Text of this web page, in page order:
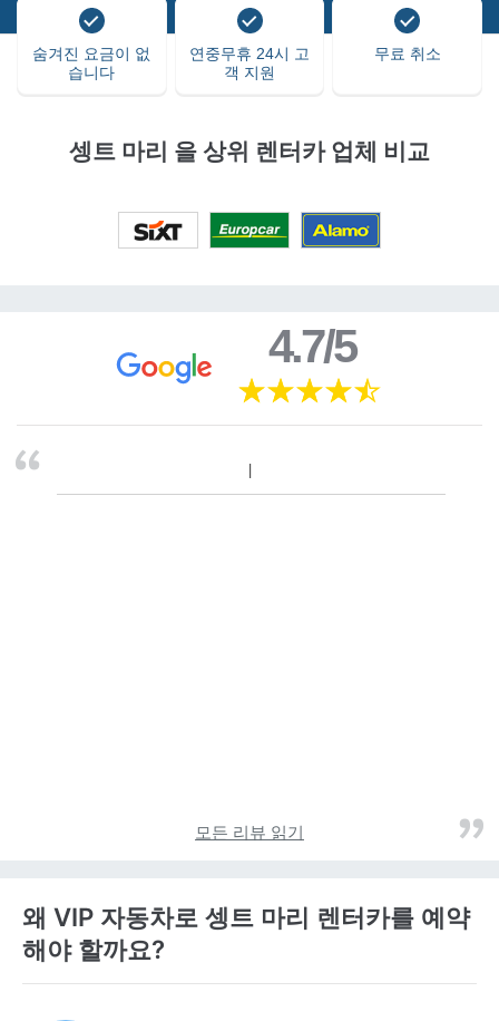
숨겨진 요금이 없
습니다
연중무휴 24시 고
객 지원
무료 취소
셍트 마리 을 상위 렌터카 업체 비교
4.7/5
모든 리뷰 읽기
왜 VIP 자동차로 셍트 마리 렌터카를 예약
해야 할까요?